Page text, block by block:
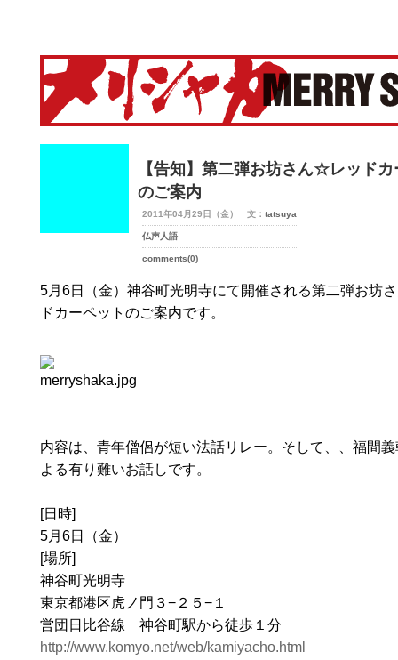
【告知】第二弾お坊さん☆レッド
のご案内
2011年04月29日（金） 文： tatsuya
仏声人語
comments(0)
5月6日（金）神谷町光明寺にて開催される第二弾お坊
ドカーペットのご案内です。
内容は、青年僧侶が短い法話リレー。そして、、福間
よる有り難いお話しです。
[日時]
5月6日（金）
[場所]
神谷町光明寺
東京都港区虎ノ門３−２５−１
営団日比谷線 神谷町駅から徒歩１分
http://www.komyo.net/web/kamiyacho.html